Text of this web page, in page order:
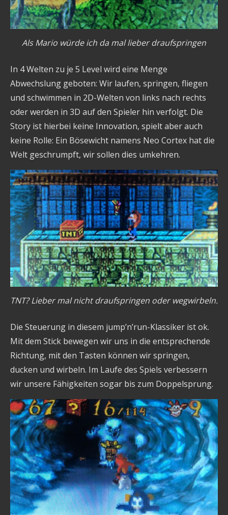
Als Mario würde ich da mal lieber draufspringen
In 4 Welten zu je 5 Level wird eine Menge
Abwechslung geboten: Wir laufen, springen, fliegen
und schwimmen in 2D-Welten von links nach rechts
oder werden in 3D auf den Spieler hin verfolgt. Die
Story ist hierbei keine Innovation, spielt aber auch
keine Rolle: Ein Bösewicht namens Neo Cortex hat die
Welt geschrumpft, wir sollen dies umkehren.
TNT? Lieber mal nicht draufspringen oder wegwirbeln.
Die Steuerung in diesem jump’n’run-Klassiker ist ok.
Mit dem Stick bewegen wir uns in die entsprechende
Richtung, mit den Tasten können wir springen,
ducken und wirbeln. Im Laufe des Spiels verbessern
wir unsere Fähigkeiten sogar bis zum Doppelsprung.